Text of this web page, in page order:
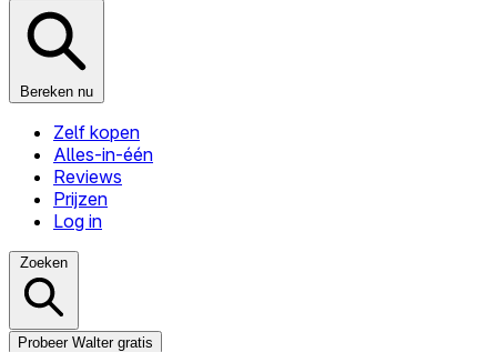
Bereken nu
Zelf kopen
Alles-in-één
Reviews
Prijzen
Log in
Zoeken
Probeer Walter gratis